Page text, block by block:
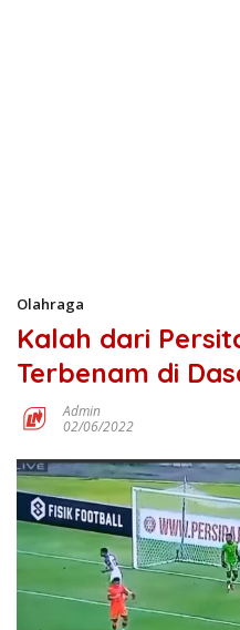
Olahraga
Kalah dari
Terbenam di
Admin
02/06/2022